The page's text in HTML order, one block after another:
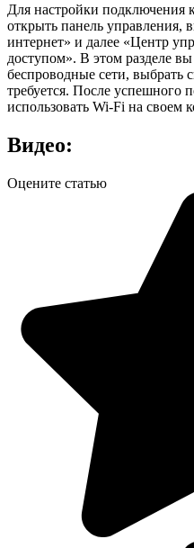
Для настройки подключения
открыть панель управления,
интернет» и далее «Центр
доступом». В этом разделе
беспроводные сети, выбрать
требуется. После успешного
использовать Wi-Fi на своем
Видео:
Оцените статью